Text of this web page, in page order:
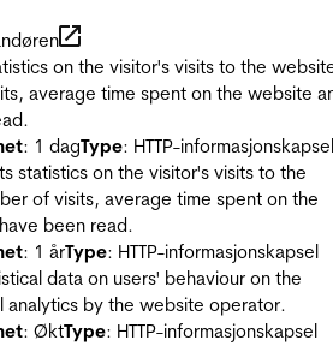
on the visitor's visits to the
average time spent on the website
: 1 dagType: HTTP-informasjonskapsel
statistics on the visitor's visits to the
of visits, average time spent on the
been read.
: 1 årType: HTTP-informasjonskapsel
data on users' behaviour on the
analytics by the website operator.
: ØktType: HTTP-informasjonskapsel